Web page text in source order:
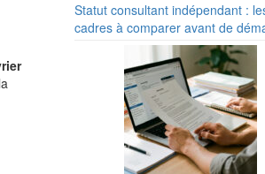
Statut consultant indépendant :
cadres à comparer avant de